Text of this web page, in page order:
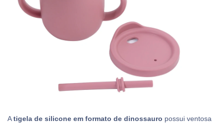
Atigela de silicone em formato de dinossauro possui ventosa